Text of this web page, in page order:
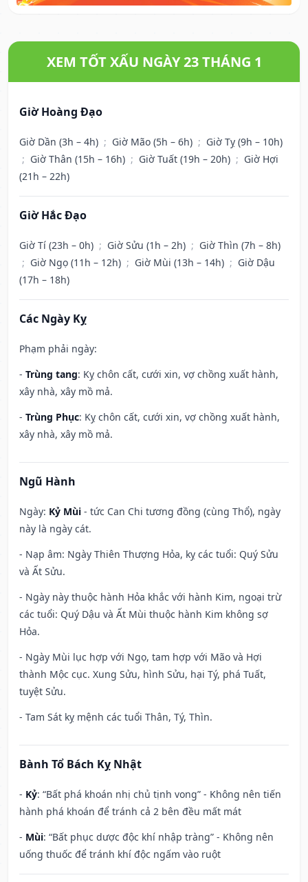
XEM TỐT XẤU NGÀY 23 THÁNG 1
Giờ Hoàng Đạo
Giờ Dần (3h – 4h) ; Giờ Mão (5h – 6h) ; Giờ Tỵ (9h – 10h)
; Giờ Thân (15h – 16h) ; Giờ Tuất (19h – 20h) ; Giờ Hợi
(21h – 22h)
Giờ Hắc Đạo
Giờ Tí (23h – 0h) ; Giờ Sửu (1h – 2h) ; Giờ Thìn (7h – 8h)
; Giờ Ngọ (11h – 12h) ; Giờ Mùi (13h – 14h) ; Giờ Dậu
(17h – 18h)
Các Ngày Kỵ
Phạm phải ngày:
- Trùng tang: Kỵ chôn cất, cưới xin, vợ chồng xuất hành,
xây nhà, xây mồ mả.
- Trùng Phục: Kỵ chôn cất, cưới xin, vợ chồng xuất hành,
xây nhà, xây mồ mả.
Ngũ Hành
Ngày: Kỷ Mùi - tức Can Chi tương đồng (cùng Thổ), ngày
này là ngày cát.
- Nạp âm: Ngày Thiên Thượng Hỏa, kỵ các tuổi: Quý Sửu
và Ất Sửu.
- Ngày này thuộc hành Hỏa khắc với hành Kim, ngoại trừ
các tuổi: Quý Dậu và Ất Mùi thuộc hành Kim không sợ
Hỏa.
- Ngày Mùi lục hợp với Ngọ, tam hợp với Mão và Hợi
thành Mộc cục. Xung Sửu, hình Sửu, hại Tý, phá Tuất,
tuyệt Sửu.
- Tam Sát kỵ mệnh các tuổi Thân, Tý, Thìn.
Bành Tổ Bách Kỵ Nhật
- Kỷ: “Bất phá khoán nhị chủ tịnh vong” - Không nên tiến
hành phá khoán để tránh cả 2 bên đều mất mát
- Mùi: “Bất phục dược độc khí nhập tràng” - Không nên
uống thuốc để tránh khí độc ngấm vào ruột